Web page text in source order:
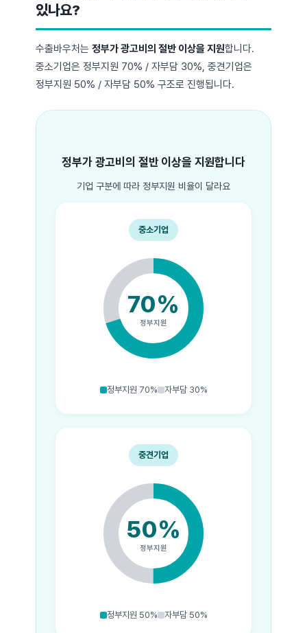
있나요?
수출바우처는 정부가 광고비의 절반 이상을 지원합니다.
중소기업은 정부지원 70% / 자부담 30%, 중견기업은
정부지원 50% / 자부담 50% 구조로 진행됩니다.
정부가 광고비의 절반 이상을 지원합니다
기업 구분에 따라 정부지원 비율이 달라요
중소기업
70%
정부지원
정부지원 70% 자부담 30%
중견기업
50%
정부지원
정부지원 50% 자부담 50%